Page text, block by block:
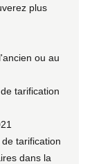
plus
ou au
tarification
tarification
dans la